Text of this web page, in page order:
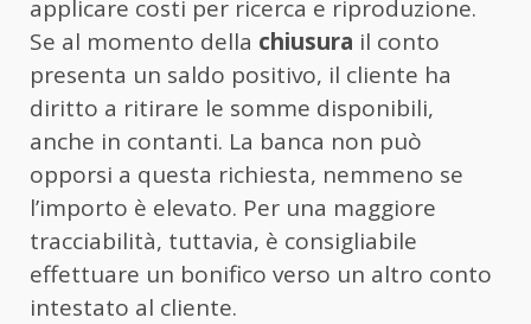
applicare costi per ricerca e riproduzione.
Se al momento della chiusura il conto
presenta un saldo positivo, il cliente ha
diritto a ritirare le somme disponibili,
anche in contanti. La banca non può
opporsi a questa richiesta, nemmeno se
l’importo è elevato. Per una maggiore
tracciabilità, tuttavia, è consigliabile
effettuare un bonifico verso un altro conto
intestato al cliente.